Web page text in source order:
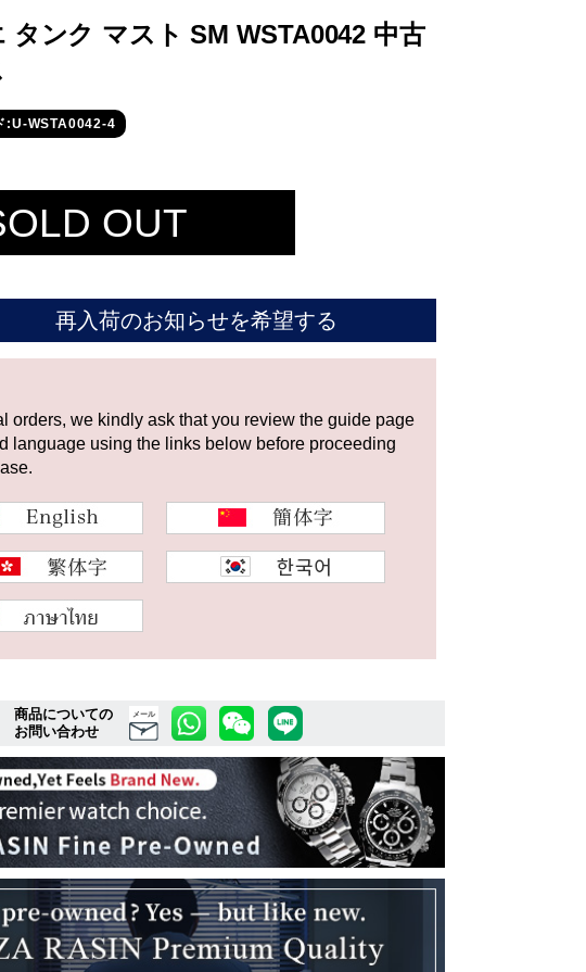
タンク マスト SM WSTA0042 中古
:U-WSTA0042-4
OUT
再入荷のお知らせを希望する
orders, we kindly ask that you review the guide page
language using the links below before proceeding
タンク マス
込)
商品についての
お問い合わせ
メール